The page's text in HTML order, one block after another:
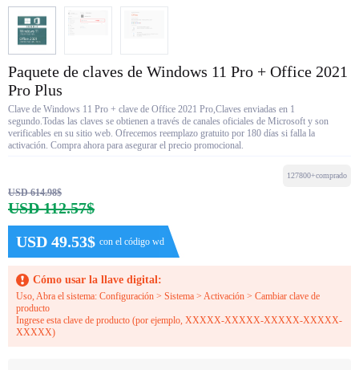
Paquete de claves de Windows 11 Pro + Office 2021
Pro Plus
Clave de Windows 11 Pro + clave de Office 2021 Pro,Claves enviadas en 1
segundo.Todas las claves se obtienen a través de canales oficiales de Microsoft y son
verificables en su sitio web. Ofrecemos reemplazo gratuito por 180 días si falla la
activación. Compra ahora para asegurar el precio promocional.
USD 614.98$
USD 112.57$
USD 49.53$ con el código wd
127800+comprado
Cómo usar la llave digital:
Uso, Abra el sistema: Configuración > Sistema > Activación > Cambiar clave de
producto
Ingrese esta clave de producto (por ejemplo, XXXXX-XXXXX-XXXXX-XXXXX-
XXXXX)